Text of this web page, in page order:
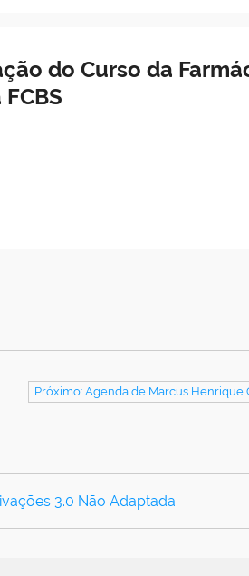
do Curso da
Próximo: Agenda de Marcus Henrique
3.0 Não Adaptada.